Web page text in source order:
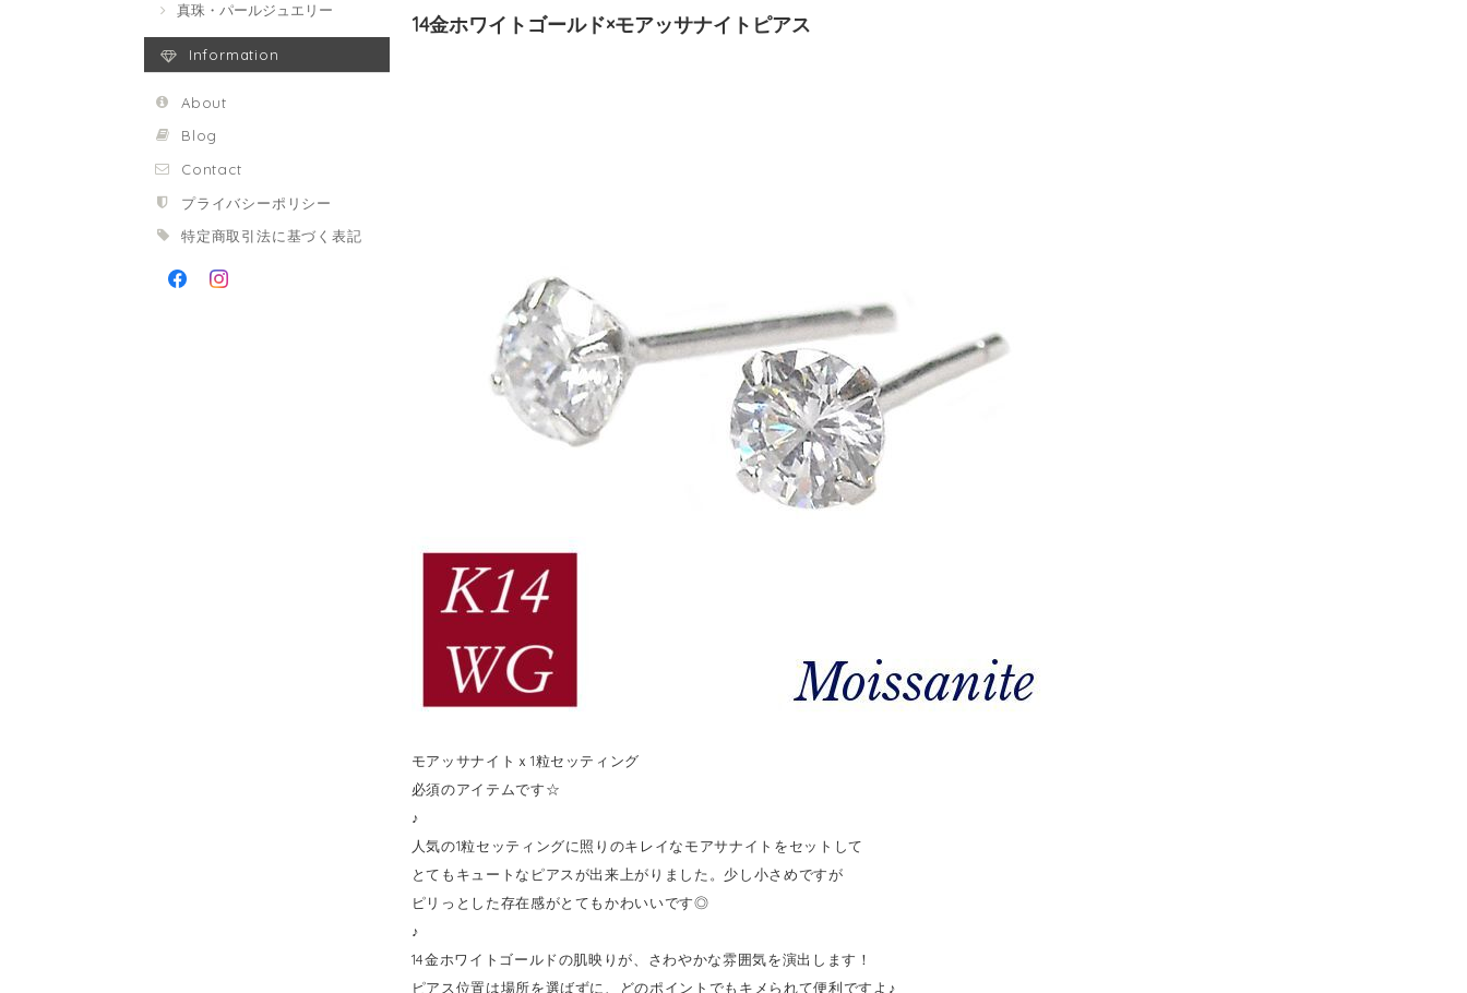
真珠・パールジュエリー
Information
About
Blog
Contact
プライバシーポリシー
特定商取引法に基づく表記
14金ホワイトゴールド×モアッサナイトピアス
モアッサナイトｘ1粒セッティング
必須のアイテムです☆
♪
人気の1粒セッティングに照りのキレイなモアサナイトをセットして
とてもキュートなピアスが出来上がりました。少し小さめですが
ピリっとした存在感がとてもかわいいです◎
♪
14金ホワイトゴールドの肌映りが、さわやかな雰囲気を演出します！
ピアス位置は場所を選ばずに、どのポイントでもキメられて便利ですよ♪